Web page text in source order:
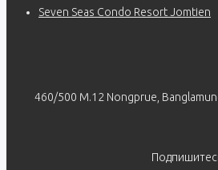
Seven Seas Condo Resort Jomtien
460/500 M.12 Nongprue,